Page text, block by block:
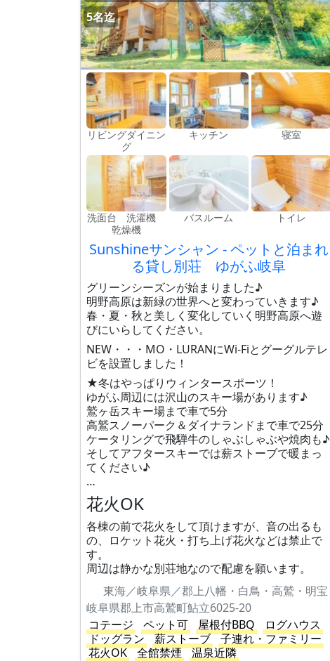
5名迄
リビングダイニン
グ
キッチン 寝室
洗面台 洗濯機
乾燥機
バスルーム トイレ
Sunshineサンシャン - ペットと泊まれ
る貸し別荘 ゆがふ岐阜
グリーンシーズンが始まりました♪
明野高原は新緑の世界へと変わっていきます♪
春・夏・秋と美しく変化していく明野高原へ遊
びにいらしてください。
NEW・・・MO・LURANにWi-Fiとグーグルテレ
ビを設置しました！
★冬はやっぱりウィンタースポーツ！
ゆがふ周辺には沢山のスキー場があります♪
鷲ヶ岳スキー場まで車で5分
高鷲スノーパーク＆ダイナランドまで車で25分
ケータリングで飛騨牛のしゃぶしゃぶや焼肉も♪
そしてアフタースキーでは薪ストーブで暖まっ
てください♪
…
花火OK
各棟の前で花火をして頂けますが、音の出るも
の、ロケット花火・打ち上げ花火などは禁止で
す。
周辺は静かな別荘地なので配慮を願います。
東海／岐阜県／郡上八幡・白鳥・高鷲・明宝
岐阜県郡上市高鷲町鮎立6025-20
コテージ
ペット可 屋根付BBQ
ログハウス
ドッグラン
薪ストーブ
子連れ・ファミリー
花火OK
全館禁煙 温泉近隣